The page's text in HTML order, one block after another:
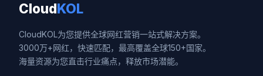
CloudKOL
CloudKOL为您提供全球网红营销一站式解决方案。
3000万+网红，快速匹配，最高覆盖全球150+国家。
海量资源为您直击行业痛点，释放市场潜能。